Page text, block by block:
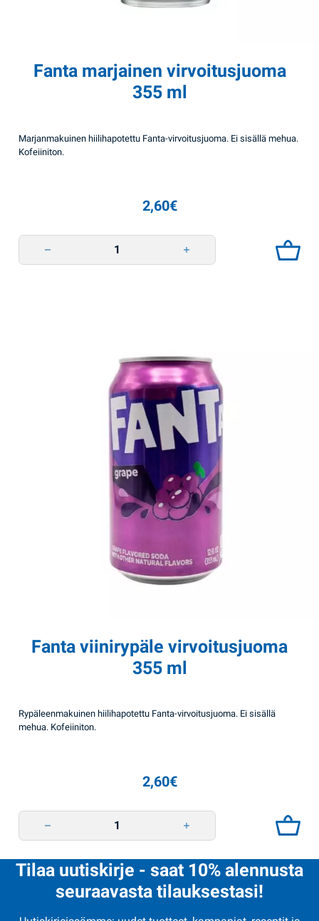
Fanta marjainen virvoitusjuoma
355 ml
Marjanmakuinen hiilihapotettu Fanta-virvoitusjuoma. Ei sisällä mehua.
Kofeiiniton.
2,60€
Fanta viinirypäle virvoitusjuoma
355 ml
Rypäleenmakuinen hiilihapotettu Fanta-virvoitusjuoma. Ei sisällä
mehua. Kofeiiniton.
2,60€
Tilaa uutiskirje - saat 10% alennusta
seuraavasta tilauksestasi!